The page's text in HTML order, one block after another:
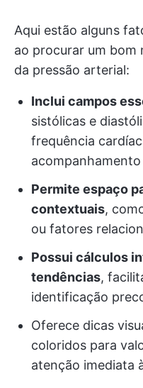
Aqui estão alguns
ao procurar um bom
da pressão arterial:
Inclui campos
sistólicas e
frequência
Permite espaço
contextuais,
ou fatores
Possui cálculos
tendências,
identificação
Oferece dicas
coloridos para
atenção imediata